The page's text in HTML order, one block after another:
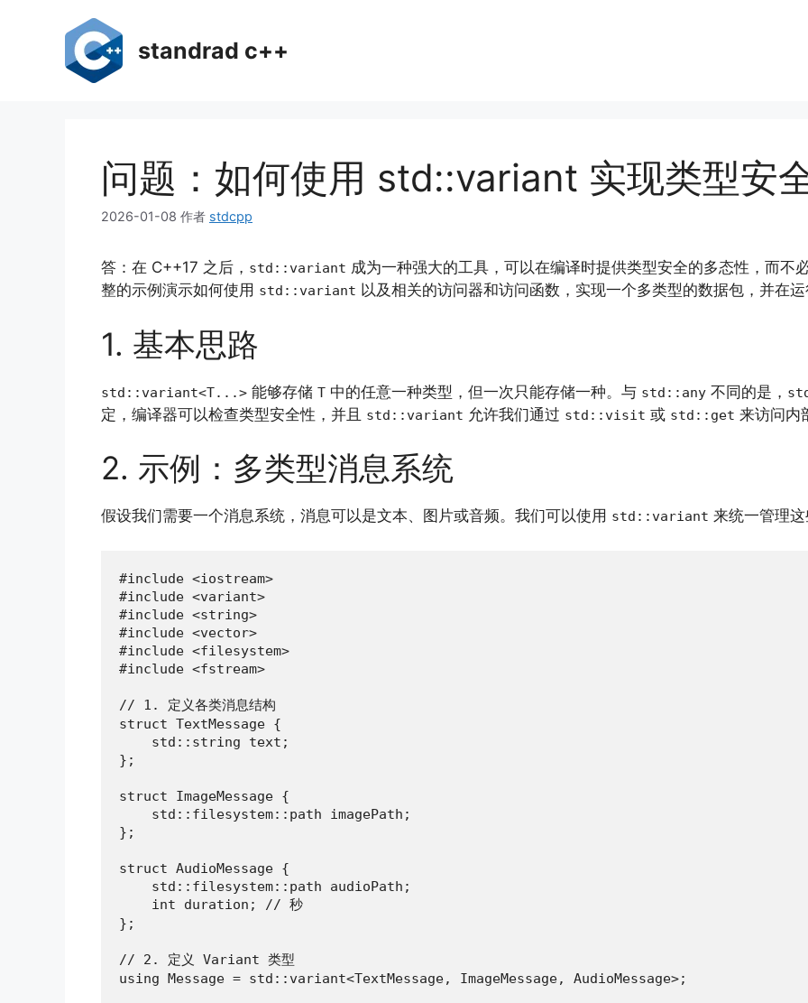
standrad c++
问题：如何使用 std::variant 实现类型安
2026-01-08 作者 stdcpp
答：在 C++17 之后， std::variant 成为一种强大的工具，可以在编译时提供类型安全的多态性，而不
整的示例演示如何使用 std::variant 以及相关的访问器和访问函数，实现一个多类型的数据包，并在运
1. 基本思路
std::variant<T...> 能够存储 T 中的任意一种类型，但一次只能存储一种。与 std::any 不同的是，
定，编译器可以检查类型安全性，并且 std::variant 允许我们通过 std::visit 或 std::get 来访问内
2. 示例：多类型消息系统
假设我们需要一个消息系统，消息可以是文本、图片或音频。我们可以使用 std::variant 来统一管理这
#include <iostream>
#include <variant>
#include <string>
#include <vector>
#include <filesystem>
#include <fstream>
// 1. 定义各类消息结构
struct TextMessage {
    std::string text;
};
struct ImageMessage {
    std::filesystem::path imagePath;
};
struct AudioMessage {
    std::filesystem::path audioPath;
    int duration; // 秒
};
// 2. 定义 Variant 类型
using Message = std::variant<TextMessage, ImageMessage, AudioMessage>;